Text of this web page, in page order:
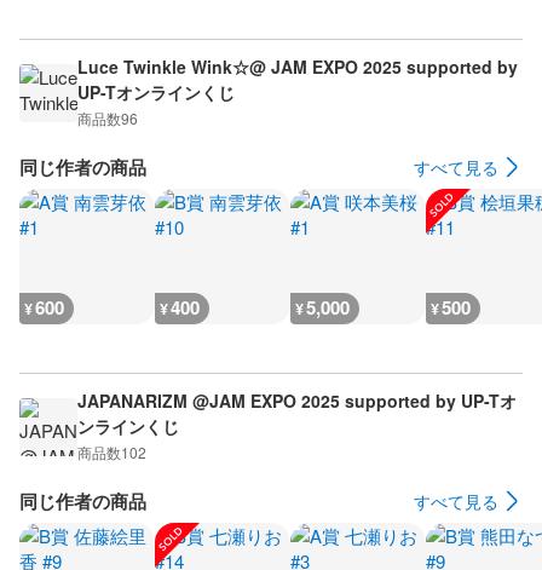
Luce Twinkle Wink☆@ JAM EXPO 2025 supported by
UP-Tオンラインくじ
商品数96
同じ作者の商品 すべて見る
¥600 ¥400 ¥5,000 ¥500
JAPANARIZM @JAM EXPO 2025 supported by UP-Tオ
ンラインくじ
商品数102
同じ作者の商品 すべて見る